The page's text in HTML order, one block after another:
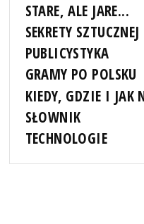
STARE, ALE JARE...
SEKRETY
PUBLICYSTYKA
GRAMY PO POLSKU
KIEDY, GDZIE I JAK
SŁOWNIK
TECHNOLOGIE